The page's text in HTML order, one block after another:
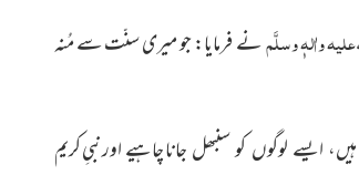
واٰلہٖ وسلَّمنے فرمایا: جو میری سنّت سے مُنہ
ایسے لوگوں کو سنبھل جانا چاہیے اور نبیِ کریم